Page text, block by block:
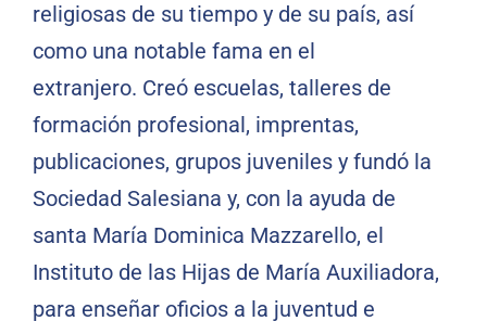
religiosas de su tiempo y de su país, así
como una notable fama en el
extranjero. Creó escuelas, talleres de
formación profesional, imprentas,
publicaciones, grupos juveniles y fundó la
Sociedad Salesiana y, con la ayuda de
santa María Dominica Mazzarello, el
Instituto de las Hijas de María Auxiliadora,
para enseñar oficios a la juventud e